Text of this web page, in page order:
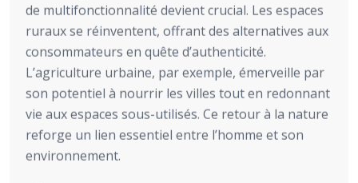
de multifonctionnalité devient crucial. Les espaces
ruraux se réinventent, offrant des alternatives aux
consommateurs en quête d’authenticité.
L’agriculture urbaine, par exemple, émerveille par
son potentiel à nourrir les villes tout en redonnant
vie aux espaces sous-utilisés. Ce retour à la nature
reforge un lien essentiel entre l’homme et son
environnement.